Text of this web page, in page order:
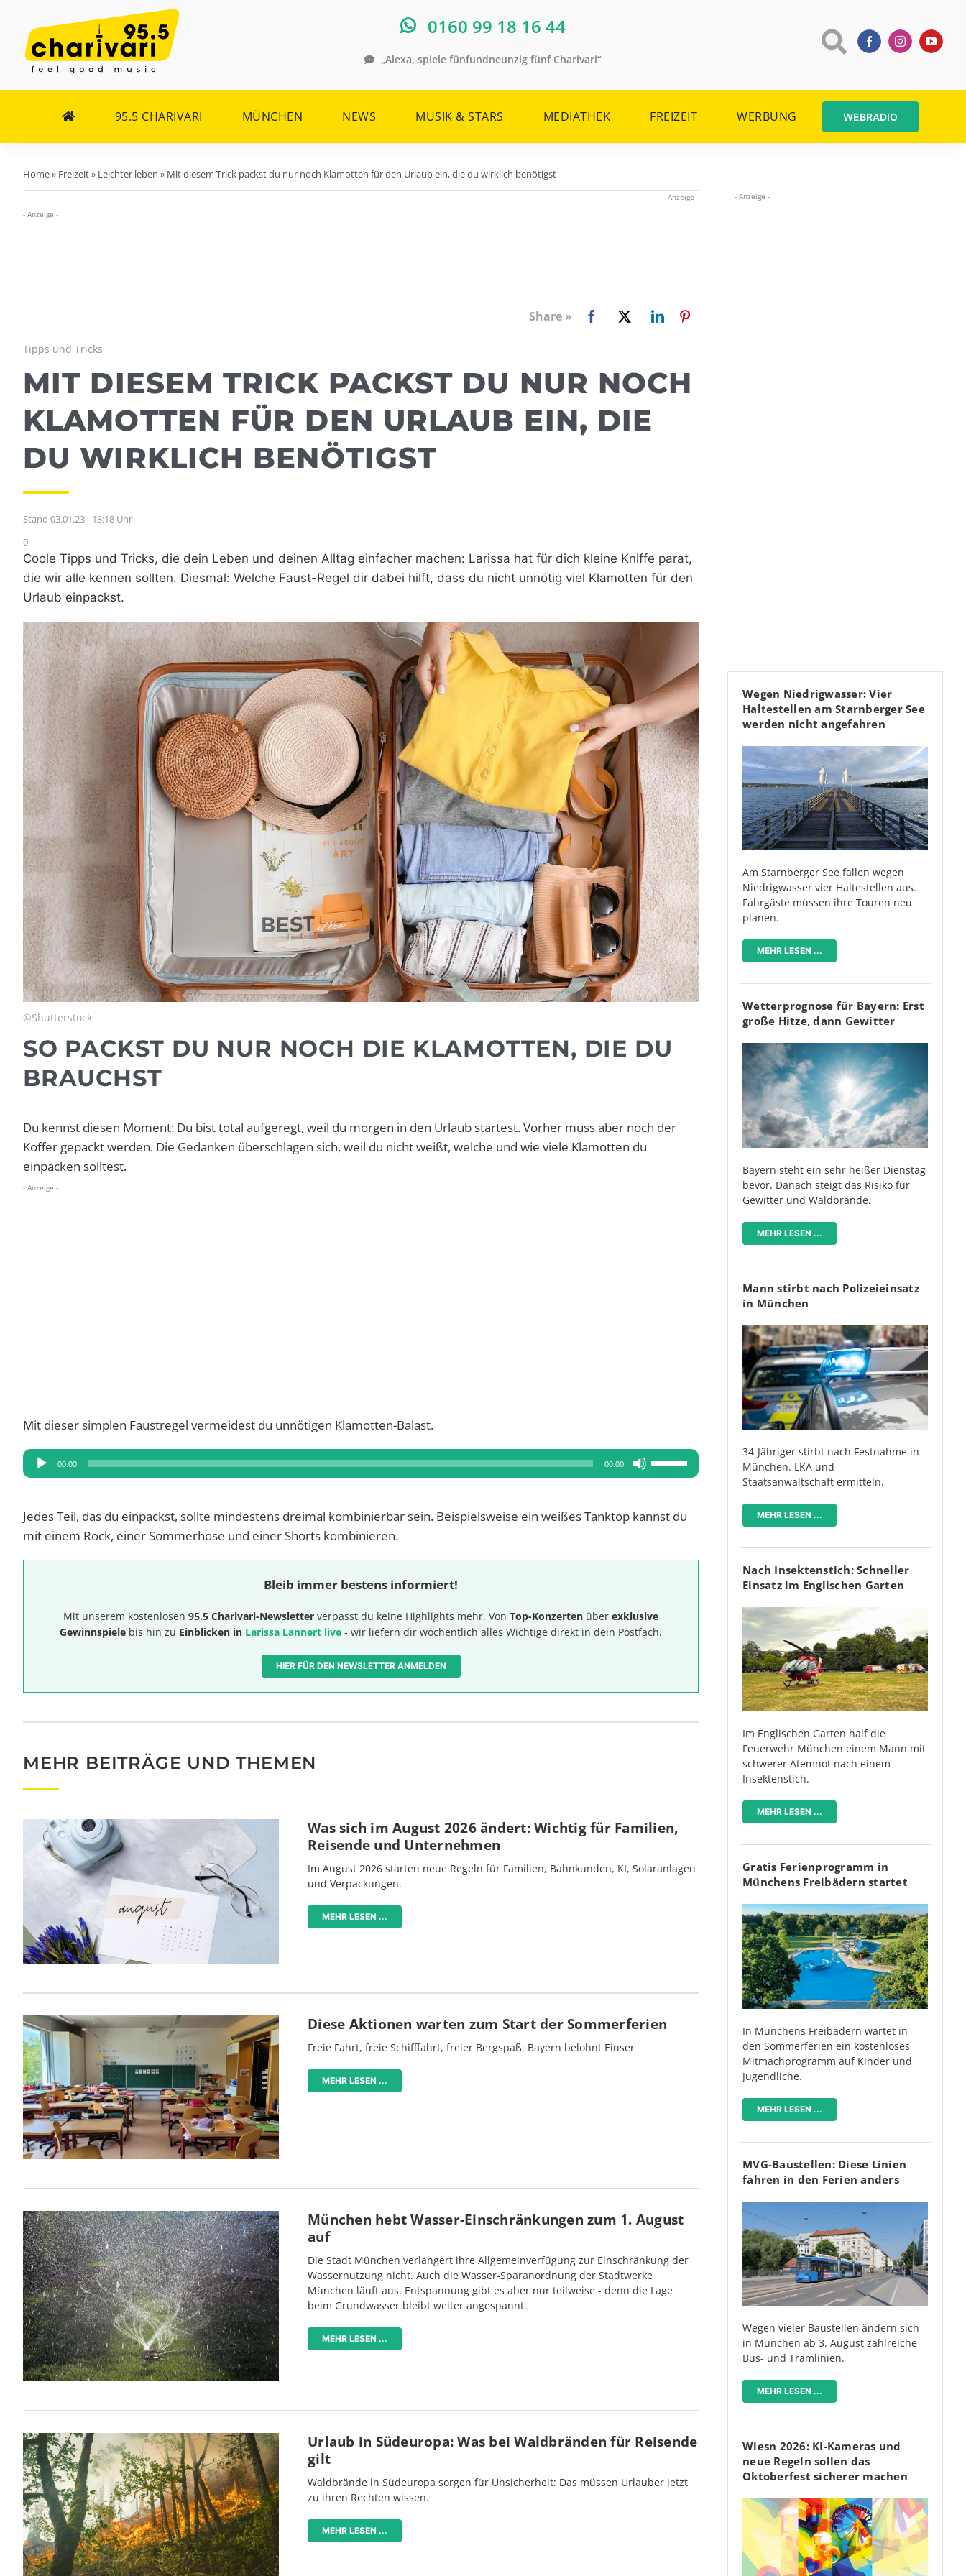
Inhalt
springen
0160 99 18 16 44
„Alexa, spiele fünfundneunzig fünf Charivari“
95.5 CHARIVARI MÜNCHEN NEWS MUSIK & STARS MEDIATHEK FREIZEIT WERBUNG WEBRADIO
Home» Freizeit» Leichter leben » Mit diesem Trick packst du nur noch Klamotten für den Urlaub ein, die du wirklich benötigst
- Anzeige -
- Anzeige -
Share »
Tipps und Tricks
MIT DIESEM TRICK PACKST DU NUR NOCH
KLAMOTTEN FÜR DEN URLAUB EIN, DIE
DU WIRKLICH BENÖTIGST
Stand 03.01.23 - 13:18 Uhr
0
Coole Tipps und Tricks, die dein Leben und deinen Alltag einfacher machen: Larissa hat für dich kleine Kniffe parat,
die wir alle kennen sollten. Diesmal: Welche Faust-Regel dir dabei hilft, dass du nicht unnötig viel Klamotten für den
Urlaub einpackst.
©Shutterstock
SO PACKST DU NUR NOCH DIE KLAMOTTEN, DIE DU
BRAUCHST
Du kennst diesen Moment: Du bist total aufgeregt, weil du morgen in den Urlaub startest. Vorher muss aber noch der
Koffer gepackt werden. Die Gedanken überschlagen sich, weil du nicht weißt, welche und wie viele Klamotten du
einpacken solltest.
- Anzeige -
Mit dieser simplen Faustregel vermeidest du unnötigen Klamotten-Balast.
Audio-
Player
00:00 00:00
Pfeiltasten
Hoch/Runter
um
Jedes Teil, das du einpackst, sollte mindestens dreimal kombinierbar sein. Beispielsweise ein weißes Tanktop kannst du
mit einem Rock, einer Sommerhose und einer Shorts kombinieren.
Bleib immer bestens informiert!
Mit unserem kostenlosen 95.5 Charivari-Newsletter verpasst du keine Highlights mehr. Von Top-Konzerten über exklusive
Gewinnspiele bis hin zu Einblicken in Larissa Lannert live - wir liefern dir wöchentlich alles Wichtige direkt in dein Postfach.
HIER FÜR DEN NEWSLETTER ANMELDEN
MEHR BEITRÄGE UND THEMEN
Was sich im August 2026 ändert: Wichtig für Familien,
Reisende und Unternehmen
Im August 2026 starten neue Regeln für Familien, Bahnkunden, KI, Solaranlagen
und Verpackungen.
MEHR LESEN ...
Diese Aktionen warten zum Start der Sommerferien
Freie Fahrt, freie Schifffahrt, freier Bergspaß: Bayern belohnt Einser
MEHR LESEN ...
München hebt Wasser-Einschränkungen zum 1. August
auf
Die Stadt München verlängert ihre Allgemeinverfügung zur Einschränkung der
Wassernutzung nicht. Auch die Wasser-Sparanordnung der Stadtwerke
München läuft aus. Entspannung gibt es aber nur teilweise - denn die Lage
beim Grundwasser bleibt weiter angespannt.
MEHR LESEN ...
Urlaub in Südeuropa: Was bei Waldbränden für Reisende
gilt
Waldbrände in Südeuropa sorgen für Unsicherheit: Das müssen Urlauber jetzt
zu ihren Rechten wissen.
MEHR LESEN ...
- Anzeige -
Wegen Niedrigwasser: Vier
Haltestellen am Starnberger See
werden nicht angefahren
Am Starnberger See fallen wegen
Niedrigwasser vier Haltestellen aus.
Fahrgäste müssen ihre Touren neu
planen.
MEHR LESEN ...
Wetterprognose für Bayern: Erst
große Hitze, dann Gewitter
Bayern steht ein sehr heißer Dienstag
bevor. Danach steigt das Risiko für
Gewitter und Waldbrände.
MEHR LESEN ...
Mann stirbt nach Polizeieinsatz
in München
34-Jähriger stirbt nach Festnahme in
München. LKA und
Staatsanwaltschaft ermitteln.
MEHR LESEN ...
Nach Insektenstich: Schneller
Einsatz im Englischen Garten
Im Englischen Garten half die
Feuerwehr München einem Mann mit
schwerer Atemnot nach einem
Insektenstich.
MEHR LESEN ...
Gratis Ferienprogramm in
Münchens Freibädern startet
In Münchens Freibädern wartet in
den Sommerferien ein kostenloses
Mitmachprogramm auf Kinder und
Jugendliche.
MEHR LESEN ...
MVG-Baustellen: Diese Linien
fahren in den Ferien anders
Wegen vieler Baustellen ändern sich
in München ab 3. August zahlreiche
Bus- und Tramlinien.
MEHR LESEN ...
Wiesn 2026: KI-Kameras und
neue Regeln sollen das
Oktoberfest sicherer machen